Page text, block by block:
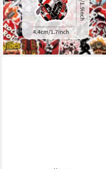
34,95 €
lieferbar - in 6-8 Werktagen bei dir